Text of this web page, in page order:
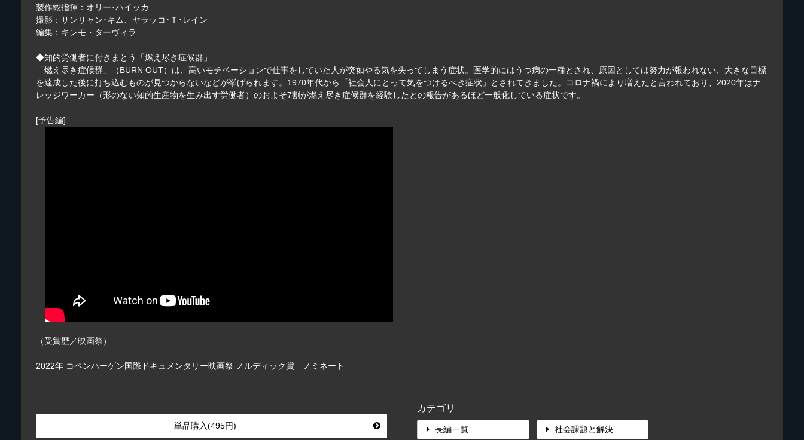
製作総指揮：オリー･ハイッカ
撮影：サンリャン･キム、ヤラッコ･Ｔ･レイン
編集：キンモ・ターヴィラ
◆知的労働者に付きまとう「燃え尽き症候群」
「燃え尽き症候群」（BURN OUT）は、高いモチベーションで仕事をしていた人が突如やる気を失ってしまう症状。医学的にはうつ病の一種とされ、原因としては努力が報われない、大きな目標
を達成した後に打ち込むものが見つからないなどが挙げられます。1970年代から「社会人にとって気をつけるべき症状」とされてきました。コロナ禍により増えたと言われており、2020年はナ
レッジワーカー（形のない知的生産物を生み出す労働者）のおよそ7割が燃え尽き症候群を経験したとの報告があるほど一般化している症状です。
[予告編]
（受賞歴／映画祭）
2022年 コペンハーゲン国際ドキュメンタリー映画祭 ノルディック賞 ノミネート
単品購入(495円)
カテゴリ
長編一覧 社会課題と解決